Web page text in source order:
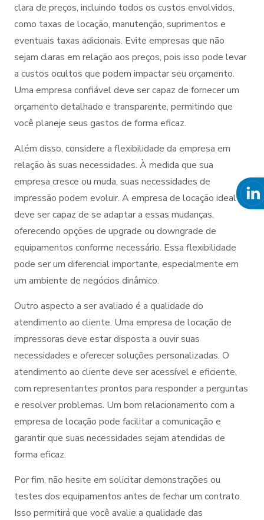
clara de preços, incluindo todos os custos envolvidos,
como taxas de locação, manutenção, suprimentos e
eventuais taxas adicionais. Evite empresas que não
sejam claras em relação aos preços, pois isso pode levar
a custos ocultos que podem impactar seu orçamento.
Uma empresa confiável deve ser capaz de fornecer um
orçamento detalhado e transparente, permitindo que
você planeje seus gastos de forma eficaz.
Além disso, considere a flexibilidade da empresa em
relação às suas necessidades. À medida que sua
empresa cresce ou muda, suas necessidades de
impressão podem evoluir. A empresa de locação ideal
deve ser capaz de se adaptar a essas mudanças,
oferecendo opções de upgrade ou downgrade de
equipamentos conforme necessário. Essa flexibilidade
pode ser um diferencial importante, especialmente em
um ambiente de negócios dinâmico.
Outro aspecto a ser avaliado é a qualidade do
atendimento ao cliente. Uma empresa de locação de
impressoras deve estar disposta a ouvir suas
necessidades e oferecer soluções personalizadas. O
atendimento ao cliente deve ser acessível e eficiente,
com representantes prontos para responder a perguntas
e resolver problemas. Um bom relacionamento com a
empresa de locação pode facilitar a comunicação e
garantir que suas necessidades sejam atendidas de
forma eficaz.
Por fim, não hesite em solicitar demonstrações ou
testes dos equipamentos antes de fechar um contrato.
Isso permitirá que você avalie a qualidade das